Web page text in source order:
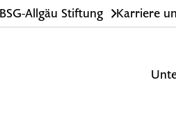
BSG-Allgäu Stiftung Karriere